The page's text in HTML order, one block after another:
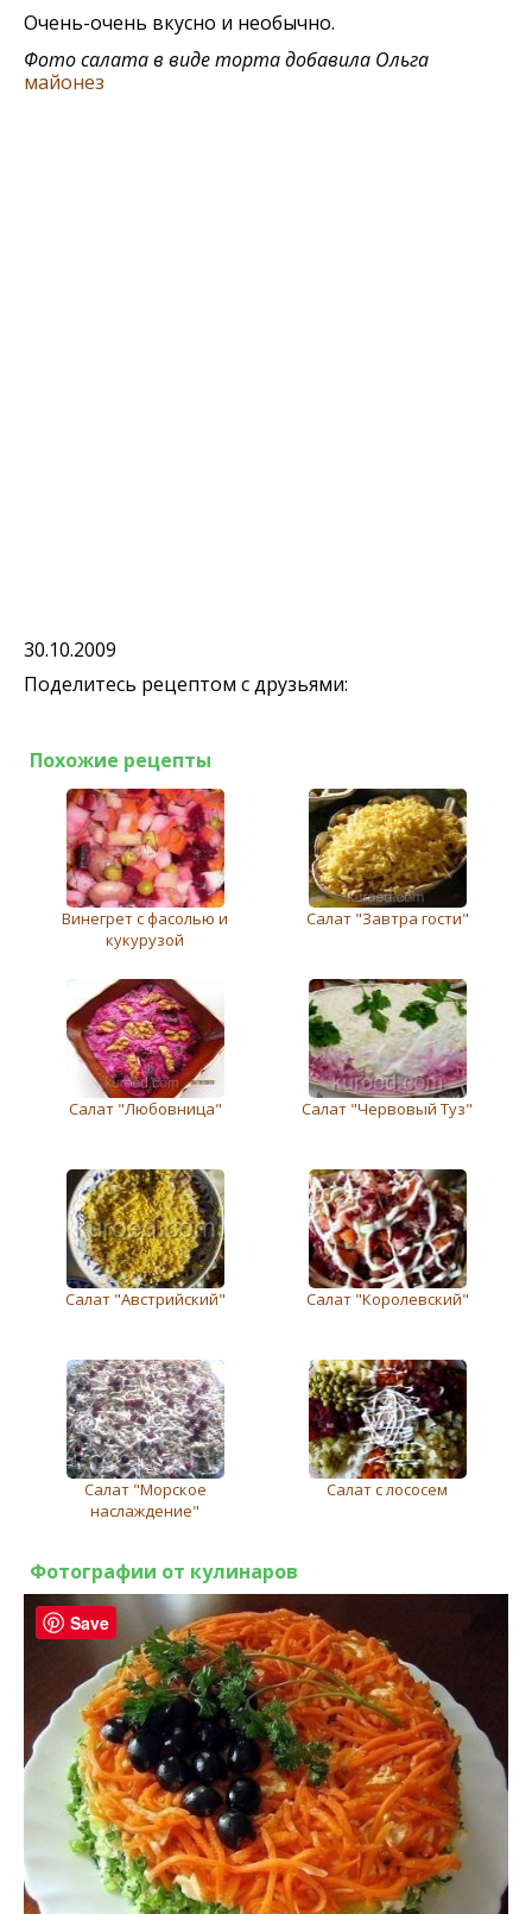
Очень-очень вкусно и необычно.
Фото салата в виде торта добавила Ольга
майонез
30.10.2009
Поделитесь рецептом с друзьями:
Похожие рецепты
Винегрет с фасолью и
кукурузой
Салат "Завтра гости"
Салат "Любовница" Салат "Червовый Туз"
Салат "Австрийский" Салат "Королeвский"
Салат "Морское
наслаждение"
Салат с лососем
Фотографии от кулинаров
Save